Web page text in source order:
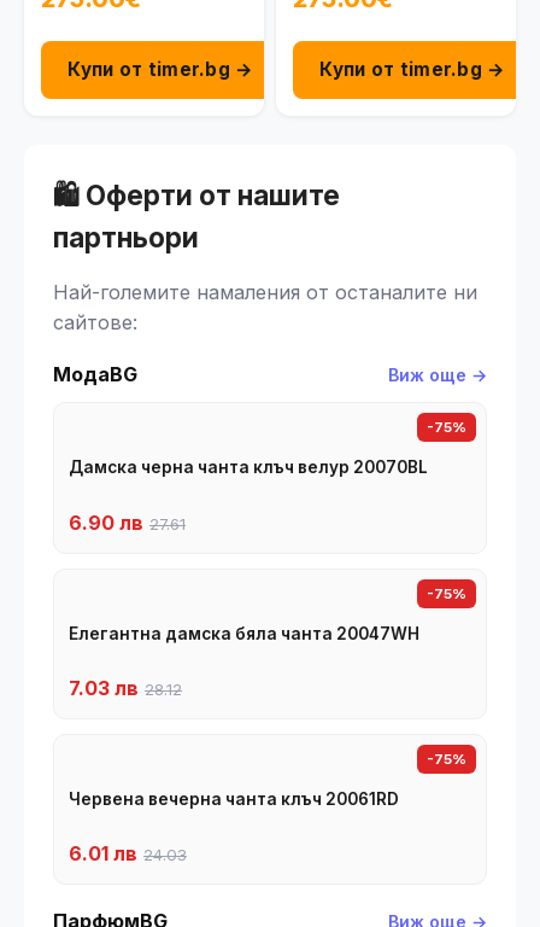
Купи от timer.bg → Купи от timer.bg →
🛍️ Оферти от нашите
партньори
Най-големите намаления от останалите ни
сайтове:
МодаBG Виж още →
-75%
Дамска черна чанта клъч велур 20070BL
6.90 лв 27.61
-75%
Елегантна дамска бяла чанта 20047WH
7.03 лв 28.12
-75%
Червена вечерна чанта клъч 20061RD
6.01 лв 24.03
ПарфюмBG Виж още →